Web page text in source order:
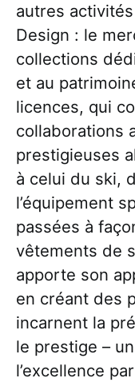
autres
Design : le
collections
et au
licences, qui
collaborations
prestigieuses
à celui du ski,
l’équipement
passées à
vêtements de
apporte son
en créant des
incarnent la
le prestige –
l’excellence